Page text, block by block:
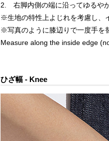
2. 右脚内側の端に沿ってゆるや
※生地の特性上よじれを考慮し、
※写真のように膝辺りで一度手を
Measure along the inside edge
ひざ幅 - Knee